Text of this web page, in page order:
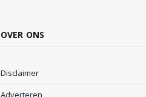
OVER ONS
Disclaimer
Adverteren